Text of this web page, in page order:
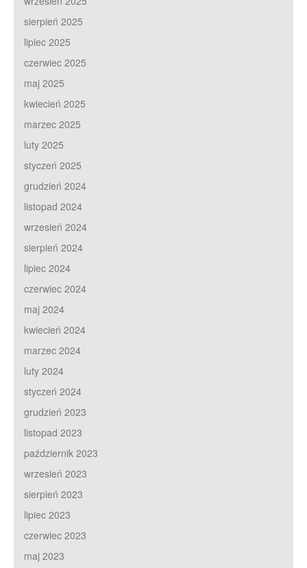
sierpień 2025
lipiec 2025
czerwiec 2025
maj 2025
kwiecień 2025
marzec 2025
luty 2025
styczeń 2025
grudzień 2024
listopad 2024
wrzesień 2024
sierpień 2024
lipiec 2024
czerwiec 2024
maj 2024
kwiecień 2024
marzec 2024
luty 2024
styczeń 2024
grudzień 2023
listopad 2023
październik 2023
wrzesień 2023
sierpień 2023
lipiec 2023
czerwiec 2023
maj 2023